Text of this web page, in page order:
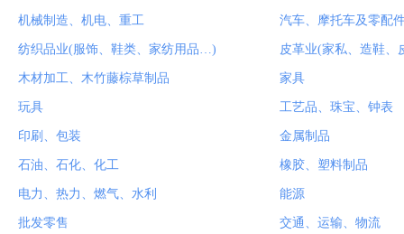
机械制造、机电、重工 汽车、摩托车及零配
纺织品业(服饰、鞋类、家纺用品…) 皮革业(家私、造鞋
木材加工、木竹藤棕草制品 家具
玩具 工艺品、珠宝、钟表
印刷、包装 金属制品
石油、石化、化工 橡胶、塑料制品
电力、热力、燃气、水利 能源
批发零售 交通、运输、物流